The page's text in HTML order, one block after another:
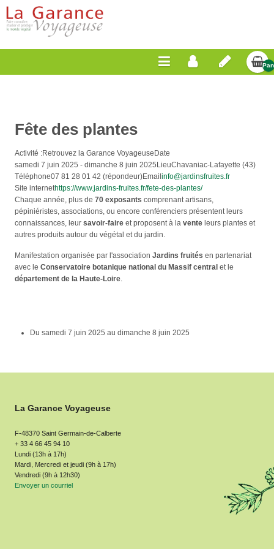
Fête des plantes
Activité :Retrouvez la Garance Voyageuse Date
samedi 7 juin 2025 - dimanche 8 juin 2025 LieuChavaniac-Lafayette (43)
Téléphone07 81 28 01 42 (répondeur)Email info@jardinsfruites.fr
Site internethttps://www.jardins-fruites.fr/fete-des-plantes/
Chaque année, plus de 70 exposants comprenant artisans,
pépiniéristes, associations, ou encore conférenciers présentent leurs
connaissances, leur savoir-faire et proposent à la vente leurs plantes et
autres produits autour du végétal et du jardin.
Manifestation organisée par l'association Jardins fruités en partenariat
avec le Conservatoire botanique national du Massif central et le
département de la Haute-Loire.
Du samedi 7 juin 2025 au dimanche 8 juin 2025
La Garance Voyageuse
F-48370 Saint Germain-de-Calberte
+ 33 4 66 45 94 10
Lundi (13h à 17h)
Mardi, Mercredi et jeudi (9h à 17h)
Vendredi (9h à 12h30)
Envoyer un courriel